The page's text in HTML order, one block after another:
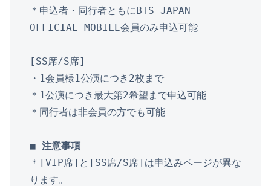
＊申込者・同行者ともにBTS JAPAN
OFFICIAL MOBILE会員のみ申込可能
[SS席/S席]
・1会員様1公演につき2枚まで
＊1公演につき最大第2希望まで申込可能
＊同行者は非会員の方でも可能
■ 注意事項
＊[VIP席]と[SS席/S席]は申込みページが異な
ります。